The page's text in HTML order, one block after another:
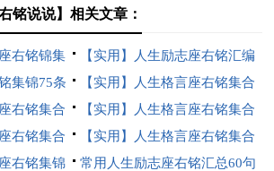
铭说说】相关文章：
右铭锦集
【实用】人生励志座右铭汇编
78句
集锦75条
【实用】人生格言座右铭集合
76句
右铭集合
【实用】人生格言座右铭集合
56句
右铭集合
【实用】人生格言座右铭集合
36句
右铭集锦
常用人生励志座右铭汇总60句